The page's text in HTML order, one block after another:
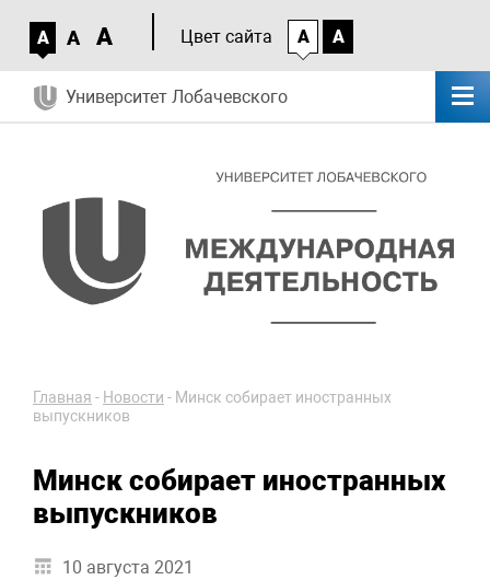
A A A Цвет сайта A A
Университет Лобачевского
Главная - Новости - Минск собирает иностранных
выпускников
Минск собирает иностранных
выпускников
10 августа 2021